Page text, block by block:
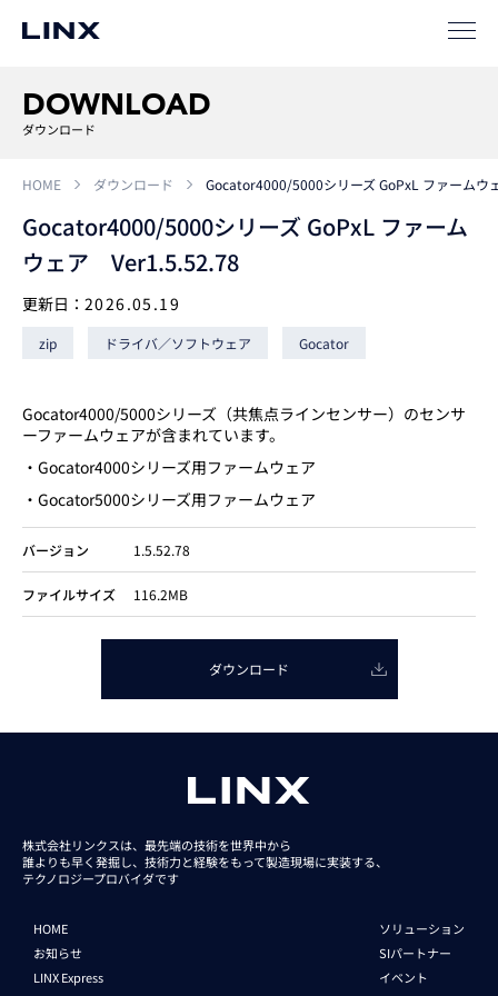
SIパートナー
新卒 採用
DOWNLOAD
ダウンロード
HOME ダウンロード Gocator4000/5000シリーズ GoPxL ファーム
Gocator4000/5000シリーズ GoPxL ファーム
ウェア Ver1.5.52.78
更新日： 2026.05.19
zip ドライバ／ソフトウェア Gocator
Gocator4000/5000シリーズ（共焦点ラインセンサー）のセンサ
ーファームウェアが含まれています。
・Gocator4000シリーズ用ファームウェア
・Gocator5000シリーズ用ファームウェア
バージョン 1.5.52.78
ファイルサイズ 116.2MB
ダウンロード
株式会社リンクスは、最先端の技術を世界中から
誰よりも早く発掘し、技術力と経験をもって製造現場に実装する、
テクノロジープロバイダです
HOME
お知らせ
LINX Express
ソリューション
SIパートナー
イベント